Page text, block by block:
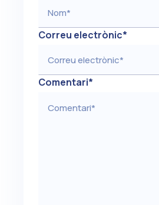
Correu electrònic*
Comentari*